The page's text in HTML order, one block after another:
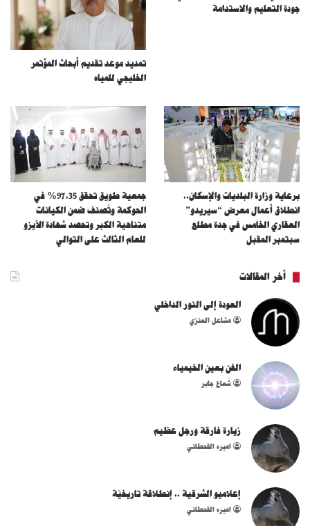
جودة التعليم والاستدامة
تمديد موعد تقديم أبحاث المؤتمر
الخليجي للمياه
برعاية وزارة البلديات والإسكان..
انطلاق أعمال معرض “سيريدو”
العقاري الخامس في جدة مطلع
سبتمبر المقبل
جمعية طويق تحقق 97.35% في
الحوكمة وتُصنف ضمن الكيانات
متناهية الكبر وتحصد شهادة الآيزو
للعام الثالث على التوالي
أخر المقالات
العودة إلى النور الداخلي
مشاعل العنزي
الفن بعين الخيمياء
شُعاع جابر
زيارة فارقة ورجل عظيم
اميره القحطاني
إعلاميو الشرقية .. إنطلاقة تاريخيّة
اميره القحطاني